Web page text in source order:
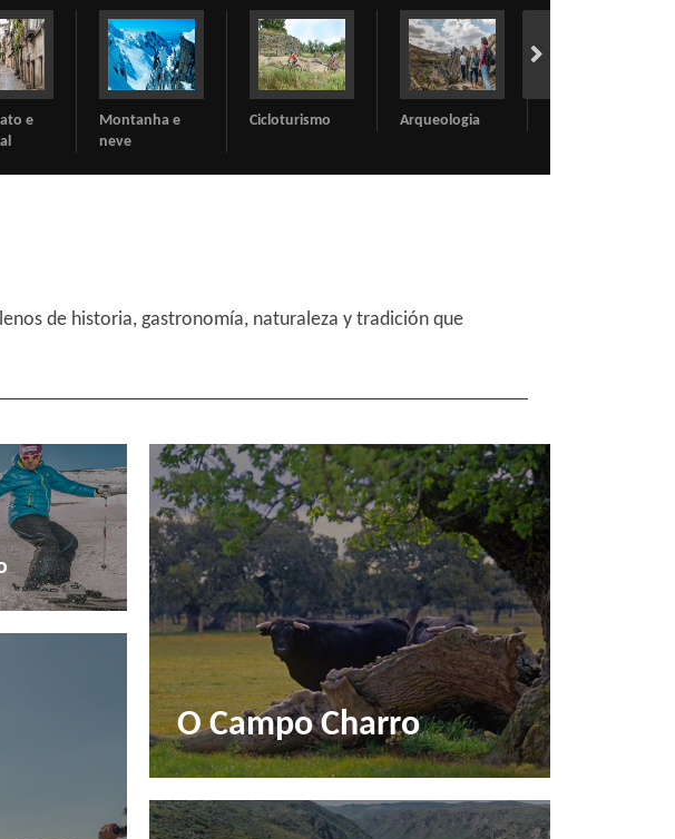
e
Cicloturismo Arqueologia Cultural
de historia, gastronomía, naturaleza y tradición que
O Campo Charro